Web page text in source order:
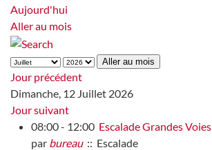
Aujourd'hui
Aller au mois
Aller au mois
Jour précédent
Dimanche, 12 Juillet 2026
Jour suivant
08:00 - 12:00 Escalade Grandes Voies
par bureau:: Escalade